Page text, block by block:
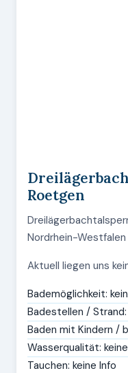
Roetgen
Nordrhein-
Aktuell liegen uns
Bademöglichkeit:
Badestellen / Strand:
Baden mit Kindern /
Wasserqualität:
Tauchen: keine Info